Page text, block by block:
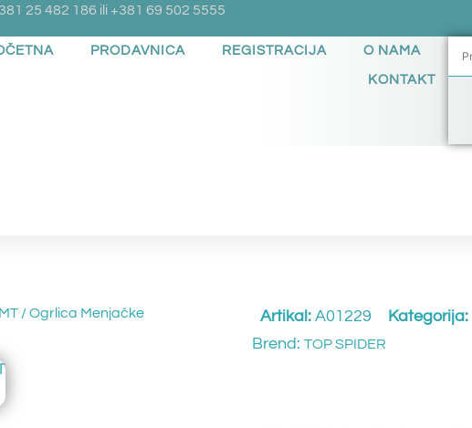
25 482 186 ili +381 69 502 5555
PRODAVNICA REGISTRACIJA O NAMA
KONTAKT
/ Ogrlica Menjačke
Artikal: A01229 Kategorija:
Brend: TOP SPIDER